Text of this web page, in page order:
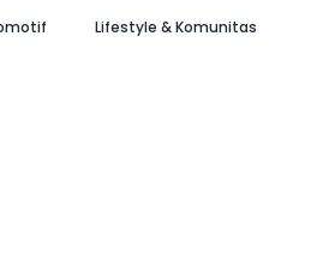
Lifestyle & Komunitas